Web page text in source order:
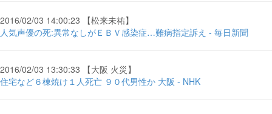
2016/02/03 14:00:23 【松来未祐】
人気声優の死:異常なしがＥＢＶ感染症…難病指定訴え - 毎日新聞
2016/02/03 13:30:33 【大阪 火災】
住宅など６棟焼け１人死亡 ９０代男性か 大阪 - NHK